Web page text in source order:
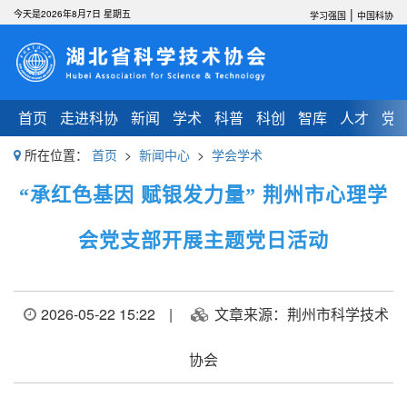
首页 走进科协 新闻 学术 科普 科创 智库 人才 党
今天是2026年8月7日 星期五 学习强国 | 中国科协
所在位置： 首页 > 新闻中心 > 学会学术
“承红色基因 赋银发力量” 荆州市心理学
会党支部开展主题党日活动
2026-05-22 15:22 | 文章来源：荆州市科学技术
协会